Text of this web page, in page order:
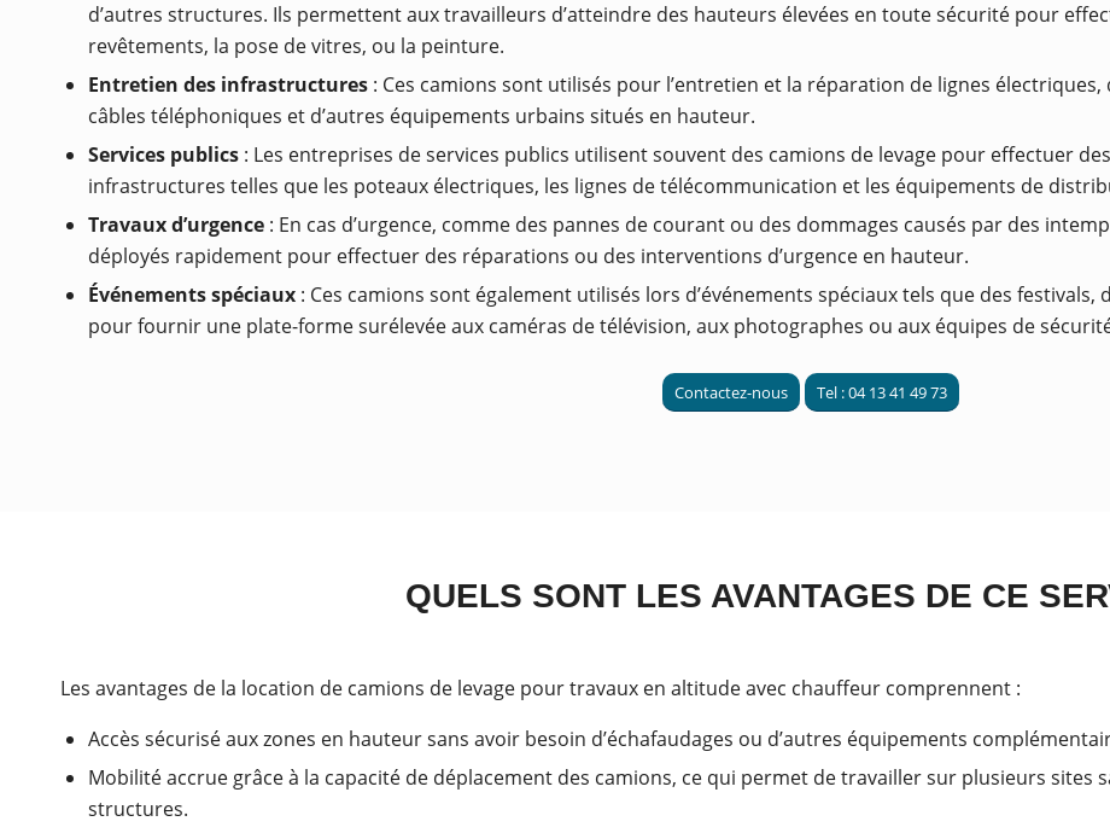
d’autres structures. Ils permettent aux travailleurs d’atteindre des hauteurs élevées en toute sécurité pour
revêtements, la pose de vitres, ou la peinture.
Entretien des infrastructures : Ces camions sont utilisés pour l’entretien et la réparation de lignes
câbles téléphoniques et d’autres équipements urbains situés en hauteur.
Services publics : Les entreprises de services publics utilisent souvent des camions de levage pour effectuer
infrastructures telles que les poteaux électriques, les lignes de télécommunication et les équipements de
Travaux d’urgence : En cas d’urgence, comme des pannes de courant ou des dommages causés par des
déployés rapidement pour effectuer des réparations ou des interventions d’urgence en hauteur.
Événements spéciaux : Ces camions sont également utilisés lors d’événements spéciaux tels que des
pour fournir une plate-forme surélevée aux caméras de télévision, aux photographes ou aux équipes de
Contactez-nous Tel : 04 13 41 49 73
QUELS SONT LES AVANTAGES DE CE
Les avantages de la location de camions de levage pour travaux en altitude avec chauffeur comprennent :
Accès sécurisé aux zones en hauteur sans avoir besoin d’échafaudages ou d’autres équipements
Mobilité accrue grâce à la capacité de déplacement des camions, ce qui permet de travailler sur plusieurs sites
structures.